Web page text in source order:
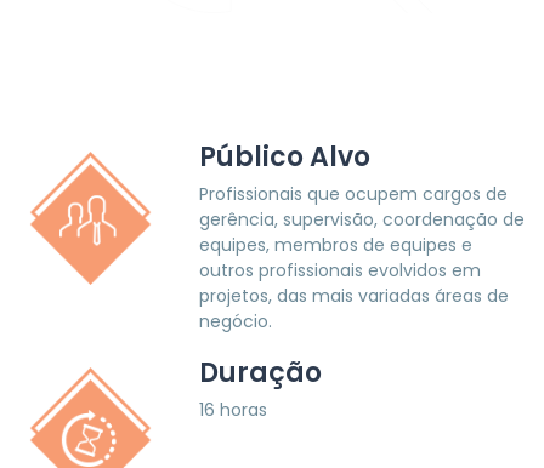
Público Alvo
Profissionais que ocupem cargos de
gerência, supervisão, coordenação de
equipes, membros de equipes e
outros profissionais evolvidos em
projetos, das mais variadas áreas de
negócio.
Duração
16 horas